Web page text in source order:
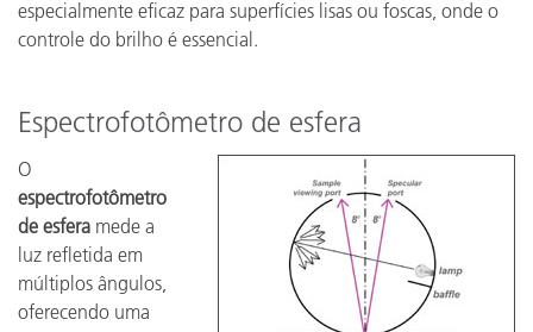
especialmente eficaz para superfícies lisas ou foscas, onde o
controle do brilho é essencial.
Espectrofotômetro de esfera
O
espectrofotômetro
de esfera mede a
luz refletida em
múltiplos ângulos,
oferecendo uma